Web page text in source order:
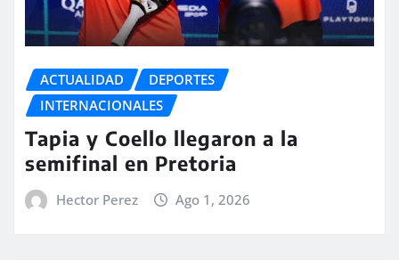
ACTUALIDAD
DEPORTES
INTERNACIONALES
Tapia y Coello llegaron a la
semifinal en Pretoria
Hector Perez Ago 1, 2026